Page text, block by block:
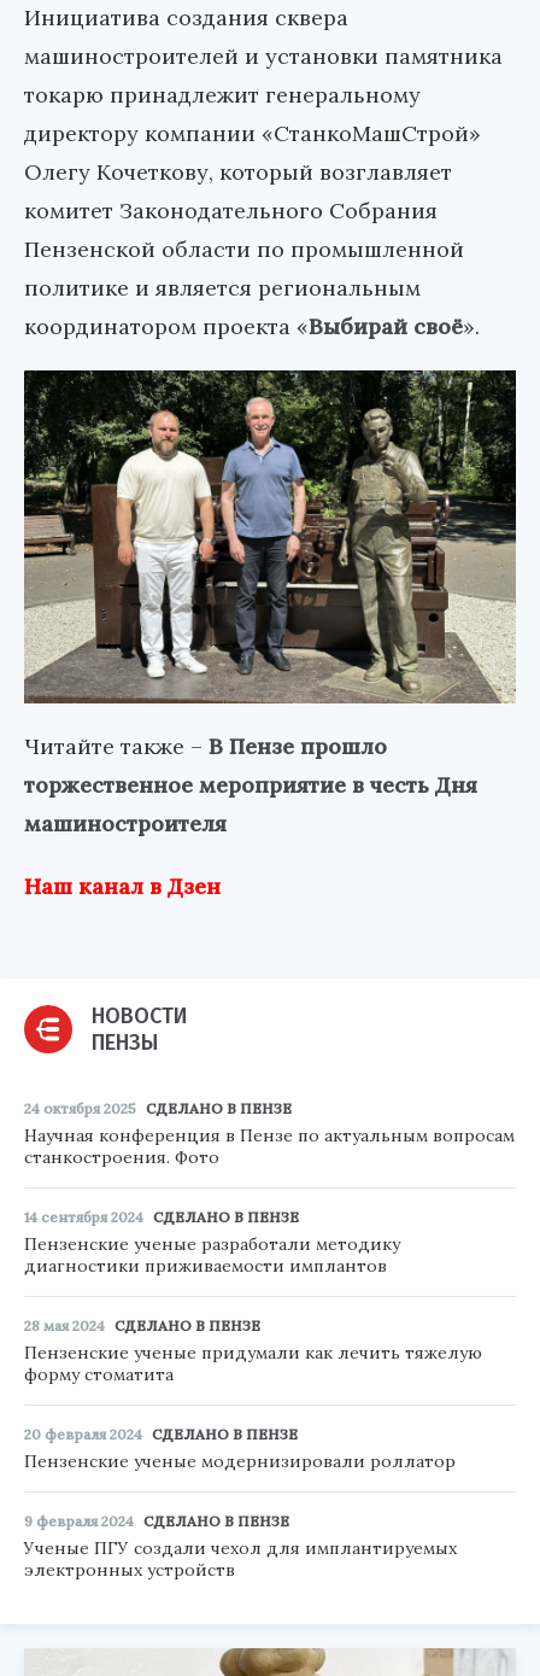
Инициатива создания сквера
машиностроителей и установки памятника
токарю принадлежит генеральному
директору компании «СтанкоМашСтрой»
Олегу Кочеткову, который возглавляет
комитет Законодательного Собрания
Пензенской области по промышленной
политике и является региональным
координатором проекта «Выбирай своё».
Читайте также – В Пензе прошло
торжественное мероприятие в честь Дня
машиностроителя
Наш канал в Дзен
НОВОСТИ
ПЕНЗЫ
24 октября 2025 СДЕЛАНО В ПЕНЗЕ
Научная конференция в Пензе по актуальным вопросам
станкостроения. Фото
14 сентября 2024 СДЕЛАНО В ПЕНЗЕ
Пензенские ученые разработали методику
диагностики приживаемости имплантов
28 мая 2024 СДЕЛАНО В ПЕНЗЕ
Пензенские ученые придумали как лечить тяжелую
форму стоматита
20 февраля 2024 СДЕЛАНО В ПЕНЗЕ
Пензенские ученые модернизировали роллатор
9 февраля 2024 СДЕЛАНО В ПЕНЗЕ
Ученые ПГУ создали чехол для имплантируемых
электронных устройств